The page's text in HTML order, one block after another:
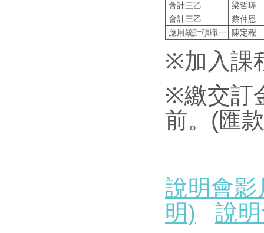
會計三乙
梁哲瑋
會計三乙
蔡仲恩
應用統計碩職一
陳定程
※加入課
※繳交訂
前。(匯
說明會影
明)
說